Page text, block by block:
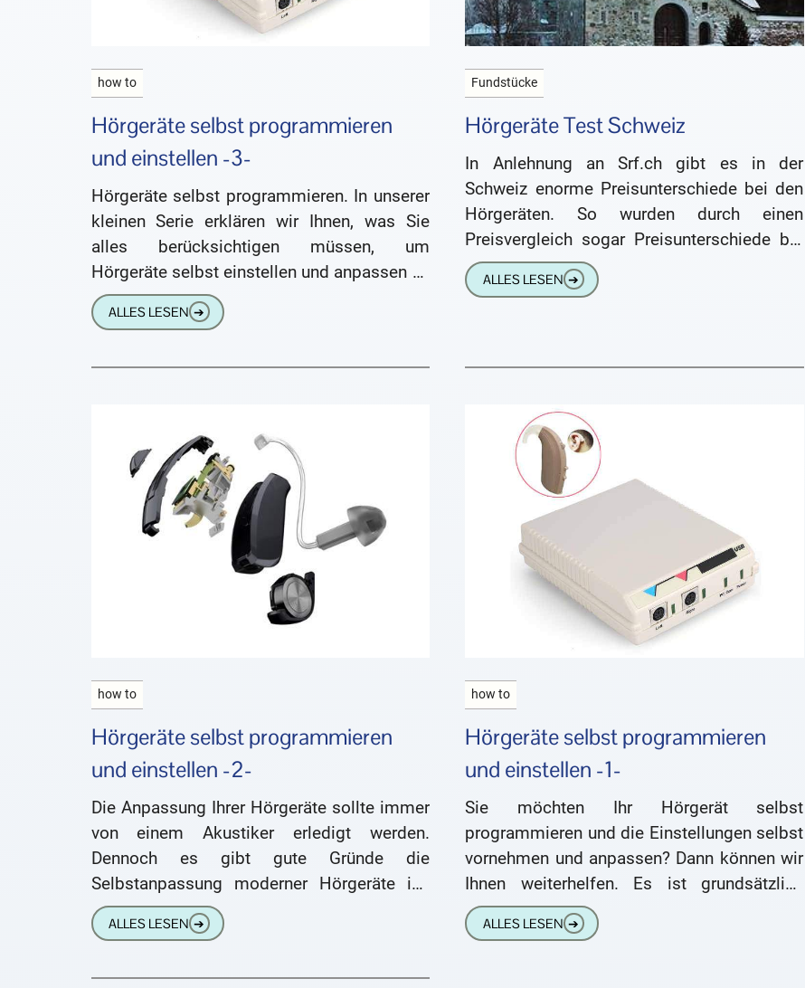
how to
Hörgeräte selbst programmieren
und einstellen -3-
Hörgeräte selbst programmieren. In unserer
kleinen Serie erklären wir Ihnen, was Sie
alles berücksichtigen müssen, um
Hörgeräte selbst einstellen und anpassen zu
können. Es gibt einige Gründe, die gegen
das
ALLES LESEN ➔
Fundstücke
Hörgeräte Test Schweiz
In Anlehnung an Srf.ch gibt es in der
Schweiz enorme Preisunterschiede bei den
Hörgeräten. So wurden durch einen
Preisvergleich sogar Preisunterschiede bis
hin zu 89 % festgestellt. Ein Grund dafür
ALLES LESEN ➔
how to
Hörgeräte selbst programmieren
und einstellen -2-
Die Anpassung Ihrer Hörgeräte sollte immer
von einem Akustiker erledigt werden.
Dennoch es gibt gute Gründe die
Selbstanpassung moderner Hörgeräte ins
Auge zu fassen. Das betrifft vor allem die
sogenannten
ALLES LESEN ➔
how to
Hörgeräte selbst programmieren
und einstellen -1-
Sie möchten Ihr Hörgerät selbst
programmieren und die Einstellungen selbst
vornehmen und anpassen? Dann können wir
Ihnen weiterhelfen. Es ist grundsätzlich
Aufgabe des Hörgeräteakustikers:
Hörgeräte programmieren Zunächst sei
ALLES LESEN ➔